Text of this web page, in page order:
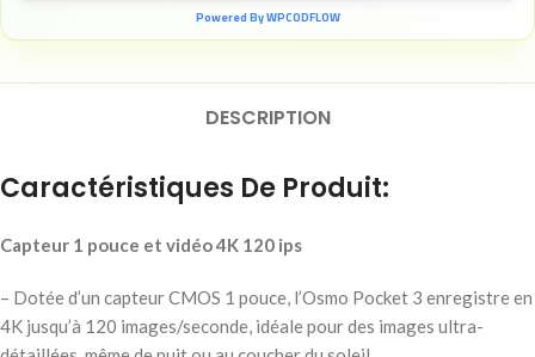
Powered By WPCODFLOW
DESCRIPTION
Caractéristiques De Produit:
Capteur 1 pouce et vidéo 4K 120 ips
– Dotée d’un capteur CMOS 1 pouce, l’Osmo Pocket 3 enregistre en
4K jusqu’à 120 images/seconde, idéale pour des images ultra-